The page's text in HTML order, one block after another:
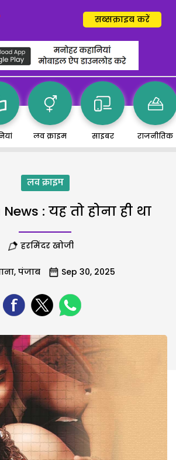
सब्सक्राइब करें
लव क्राइम साइबर राजनीतिक
लव क्राइम
: यह तो होना ही था
हरमिंदर खोजी
, पंजाब Sep 30, 2025